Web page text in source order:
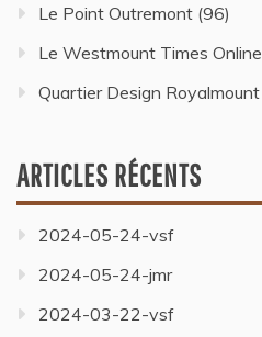
Le Point Outremont (96)
Le Westmount Times Online
Quartier Design Royalmount
ARTICLES RÉCENTS
2024-05-24-vsf
2024-05-24-jmr
2024-03-22-vsf